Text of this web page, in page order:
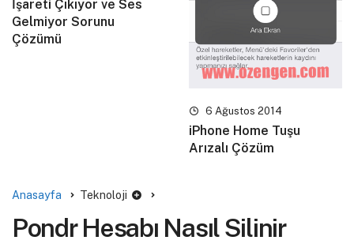
İşareti Çıkıyor ve Ses
Gelmiyor Sorunu
Çözümü
6 Ağustos 2014
iPhone Home Tuşu
Arızalı Çözüm
Anasayfa Teknoloji
Pondr Hesabı Nasıl Silinir